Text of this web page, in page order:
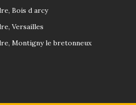
Bois d arcy
Versailles
Montigny le bretonneux